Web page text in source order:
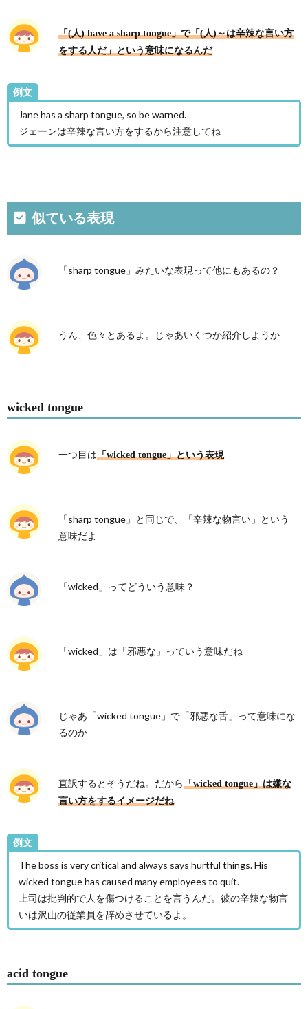
「(人) have a sharp tongue」で「(人)～は辛辣な言い方
をする人だ」という意味になるんだ
例文
Jane has a sharp tongue, so be warned.
ジェーンは辛辣な言い方をするから注意してね
似ている表現
「sharp tongue」みたいな表現って他にもあるの？
うん、色々とあるよ。じゃあいくつか紹介しようか
wicked tongue
一つ目は 「wicked tongue」という表現
「sharp tongue」と同じで、「辛辣な物言い」という
意味だよ
「wicked」ってどういう意味？
「wicked」は「邪悪な」っていう意味だね
じゃあ「wicked tongue」で「邪悪な舌」って意味にな
るのか
直訳するとそうだね。だから
「wicked tongue」は嫌な
言い方をするイメージだね
例文
The boss is very critical and always says hurtful things. His
wicked tongue has caused many employees to quit.
上司は批判的で人を傷つけることを言うんだ。彼の辛辣な物言
いは沢山の従業員を辞めさせているよ。
acid tongue